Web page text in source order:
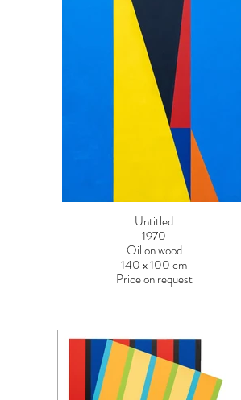
Untitled
1970
Oil on wood
140 x 100 cm
Price on request